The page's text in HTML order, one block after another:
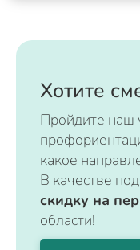
Хотите
Пройдите наш
какое
В качестве
скидку на
области!